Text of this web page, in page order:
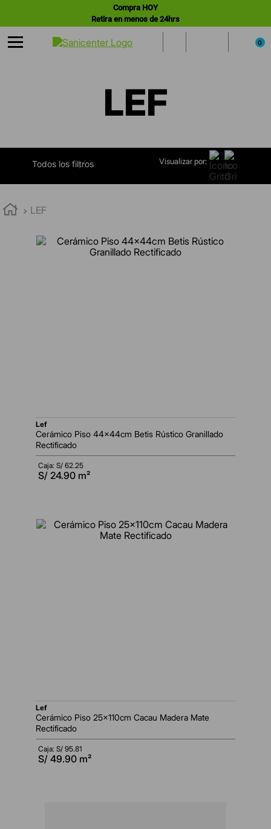
Compra HOY
Retira en menos de 24hrs
0
LEF
FILTRAR Visualizar por:
LEF
lef
Cerámico Piso 44x44cm Betis Rústico Granillado
Rectificado
Caja: S/ 62.25
S/ 24.90 m²
lef
Cerámico Piso 25x110cm Cacau Madera Mate
Rectificado
Caja: S/ 95.81
S/ 49.90 m²